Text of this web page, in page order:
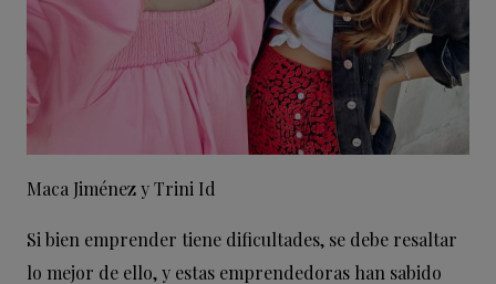
Maca Jiménez y Trini Id
Si bien emprender tiene dificultades, se debe resaltar
lo mejor de ello, y estas emprendedoras han sabido